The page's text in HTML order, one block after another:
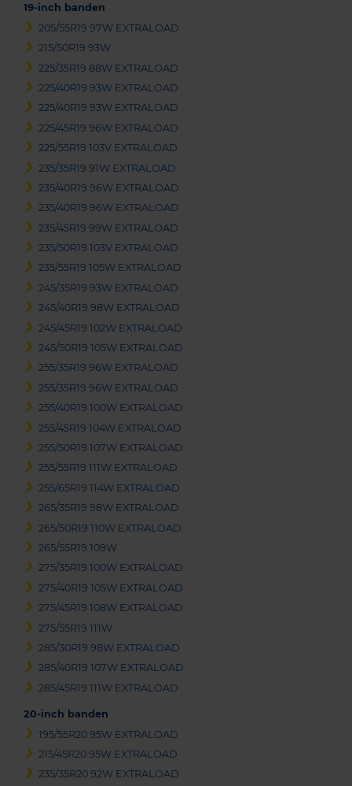
19-inch banden
205/55R19 97W EXTRALOAD
215/50R19 93W
225/35R19 88W EXTRALOAD
225/40R19 93W EXTRALOAD
225/40R19 93W EXTRALOAD
225/45R19 96W EXTRALOAD
225/55R19 103V EXTRALOAD
235/35R19 91W EXTRALOAD
235/40R19 96W EXTRALOAD
235/40R19 96W EXTRALOAD
235/45R19 99W EXTRALOAD
235/50R19 103V EXTRALOAD
235/55R19 105W EXTRALOAD
245/35R19 93W EXTRALOAD
245/40R19 98W EXTRALOAD
245/45R19 102W EXTRALOAD
245/50R19 105W EXTRALOAD
255/35R19 96W EXTRALOAD
255/35R19 96W EXTRALOAD
255/40R19 100W EXTRALOAD
255/45R19 104W EXTRALOAD
255/50R19 107W EXTRALOAD
255/55R19 111W EXTRALOAD
255/65R19 114W EXTRALOAD
265/35R19 98W EXTRALOAD
265/50R19 110W EXTRALOAD
265/55R19 109W
275/35R19 100W EXTRALOAD
275/40R19 105W EXTRALOAD
275/45R19 108W EXTRALOAD
275/55R19 111W
285/30R19 98W EXTRALOAD
285/40R19 107W EXTRALOAD
285/45R19 111W EXTRALOAD
20-inch banden
195/55R20 95W EXTRALOAD
215/45R20 95W EXTRALOAD
235/35R20 92W EXTRALOAD